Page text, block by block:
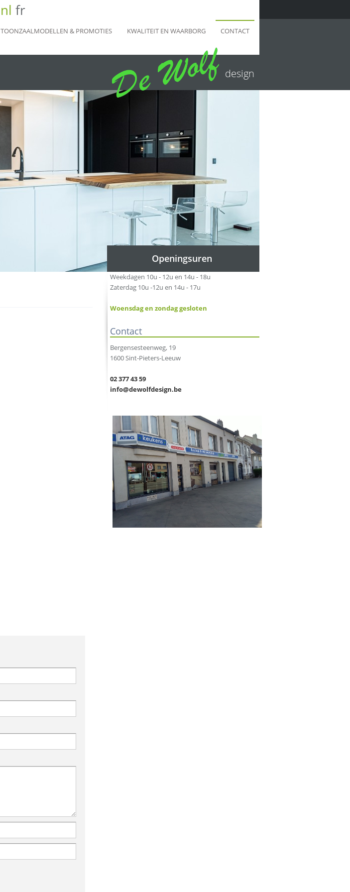
nl fr
TOONZAALMODELLEN & PROMOTIES KWALITEIT EN WAARBORG CONTACT
design
Openingsuren
Weekdagen 10u - 12u en 14u - 18u
Zaterdag 10u -12u en 14u - 17u
Woensdag en zondag gesloten
Contact
Bergensesteenweg, 19
1600 Sint-Pieters-Leeuw
02 377 43 59
info@dewolfdesign.be